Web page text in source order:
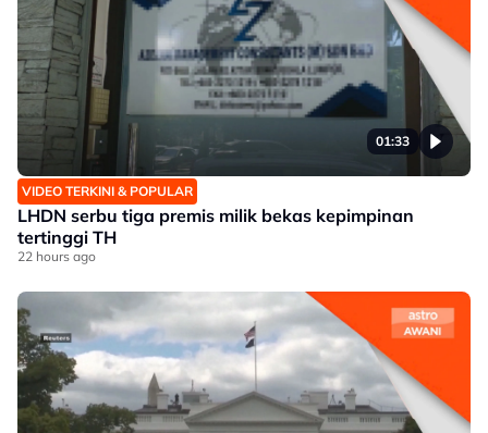
01:33
VIDEO TERKINI & POPULAR
LHDN serbu tiga premis milik bekas kepimpinan
tertinggi TH
22 hours ago